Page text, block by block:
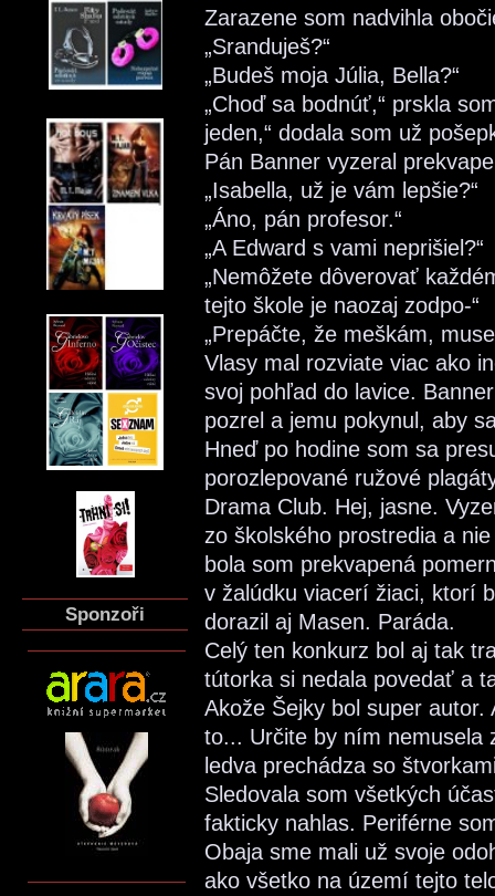
Sponzoři
Zarazene som nadvihla
„Sranduješ?“
„Budeš moja Júlia, Bella?“
„Choď sa bodnúť,“ prskla
jeden,“ dodala som už
Pán Banner vyzeral
„Isabella, už je vám lepšie?“
„Áno, pán profesor.“
„A Edward s vami neprišiel?“
„Nemôžete dôverovať
tejto škole je naozaj zodpo-“
„Prepáčte, že meškám,
Vlasy mal rozviate viac ako
svoj pohľad do lavice.
pozrel a jemu pokynul, aby
Hneď po hodine som sa
porozlepované ružové
Drama Club. Hej, jasne.
zo školského prostredia a
bola som prekvapená
v žalúdku viacerí žiaci, ktorí
dorazil aj Masen. Paráda.
Celý ten konkurz bol aj tak
tútorka si nedala povedať a
Akože Šejky bol super
to... Určite by ním
ledva prechádza so
Sledovala som všetkých
fakticky nahlas. Periférne
Obaja sme mali už svoje
ako všetko na území tejto